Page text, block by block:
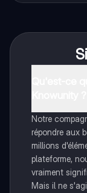
Notre
répondre aux
millions
plateforme,
vraiment
Mais il ne